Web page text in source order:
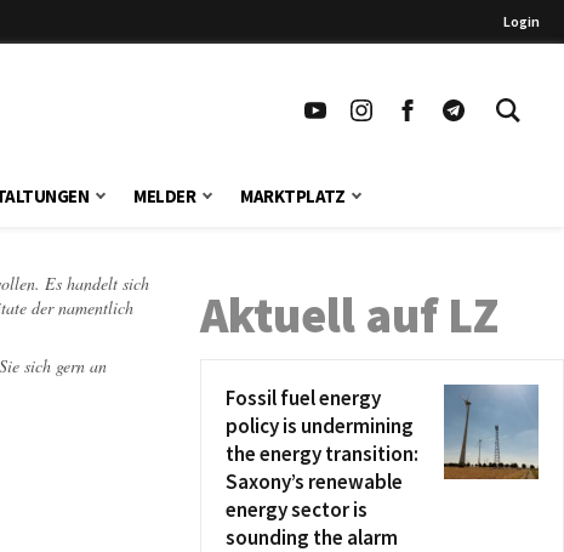
Login
MELDER MARKTPLATZ
Es handelt sich
der namentlich
sich gern an
Aktuell auf LZ
Fossil fuel energy
policy is undermining
the energy transition:
Saxony’s renewable
energy sector is
sounding the alarm